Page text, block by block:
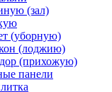
(зал)
(уборную)
(лоджию)
(прихожую)
панели